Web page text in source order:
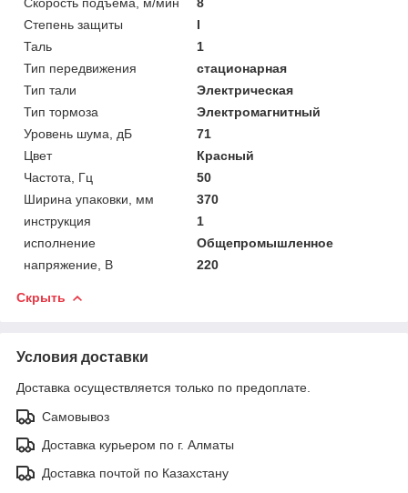
Степень защиты
I
Таль
1
Тип передвижения
стационарная
Тип тали
Электрическая
Тип тормоза
Электромагнитный
Уровень шума, дБ
71
Цвет
Красный
Частота, Гц
50
Ширина упаковки, мм
370
инструкция
1
исполнение
Общепромышленное
напряжение, В
220
Скрыть
Условия доставки
Доставка осуществляется только по предоплате.
Самовывоз
Доставка курьером по г. Алматы
Доставка почтой по Казахстану